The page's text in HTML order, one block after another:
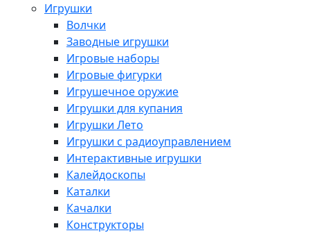
Игрушки
Волчки
Заводные игрушки
Игровые наборы
Игровые фигурки
Игрушечное оружие
Игрушки для купания
Игрушки Лето
Игрушки с радиоуправлением
Интерактивные игрушки
Калейдоскопы
Каталки
Качалки
Конструкторы